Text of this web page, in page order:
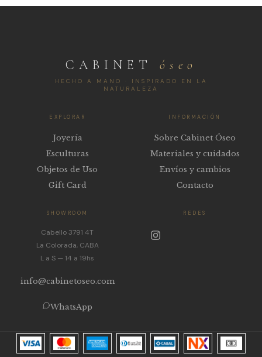
CABINET óseo
HECHO A MANO · INSPIRADO EN LA
NATURALEZA
EXPLORAR
Joyería
Esculturas
Objetos de Uso
Gift Card
INFORMACIÓN
Sobre Cabinet Óseo
Materiales y cuidados
Envíos y cambios
Contacto
SHOWROOM
Cabello 3791 4T
La Colorada, CABA
L a S — 14 a 19hs
info@cabinetoseo.com
WhatsApp
REDES